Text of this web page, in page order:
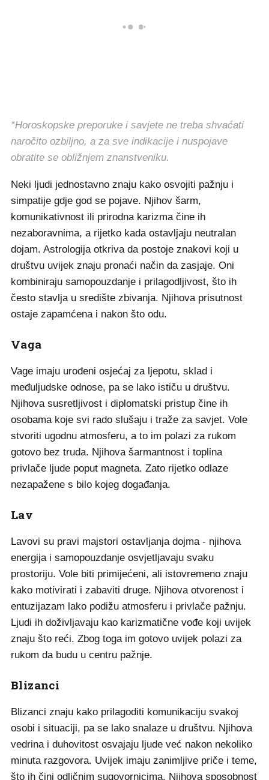
*Horoskopske preporuke i savjete ne treba shvaćati
naročito ozbiljno, a za sve indikacije i nuspojave
obratite se obližnjem znanstveniku.
Neki ljudi jednostavno znaju kako osvojiti pažnju i
simpatije gdje god se pojave. Njihov šarm,
komunikativnost ili prirodna karizma čine ih
nezaboravnima, a rijetko kada ostavljaju neutralan
dojam. Astrologija otkriva da postoje znakovi koji u
društvu uvijek znaju pronaći način da zasjaje. Oni
kombiniraju samopouzdanje i prilagodljivost, što ih
često stavlja u središte zbivanja. Njihova prisutnost
ostaje zapamćena i nakon što odu.
Vaga
Vage imaju urođeni osjećaj za ljepotu, sklad i
međuljudske odnose, pa se lako ističu u društvu.
Njihova susretljivost i diplomatski pristup čine ih
osobama koje svi rado slušaju i traže za savjet. Vole
stvoriti ugodnu atmosferu, a to im polazi za rukom
gotovo bez truda. Njihova šarmantnost i toplina
privlače ljude poput magneta. Zato rijetko odlaze
nezapažene s bilo kojeg događanja.
Lav
Lavovi su pravi majstori ostavljanja dojma - njihova
energija i samopouzdanje osvjetljavaju svaku
prostoriju. Vole biti primijećeni, ali istovremeno znaju
kako motivirati i zabaviti druge. Njihova otvorenost i
entuzijazam lako podižu atmosferu i privlače pažnju.
Ljudi ih doživljavaju kao karizmatične vođe koji uvijek
znaju što reći. Zbog toga im gotovo uvijek polazi za
rukom da budu u centru pažnje.
Blizanci
Blizanci znaju kako prilagoditi komunikaciju svakoj
osobi i situaciji, pa se lako snalaze u društvu. Njihova
vedrina i duhovitost osvajaju ljude već nakon nekoliko
minuta razgovora. Uvijek imaju zanimljive priče i teme,
što ih čini odličnim sugovornicima. Njihova sposobnost